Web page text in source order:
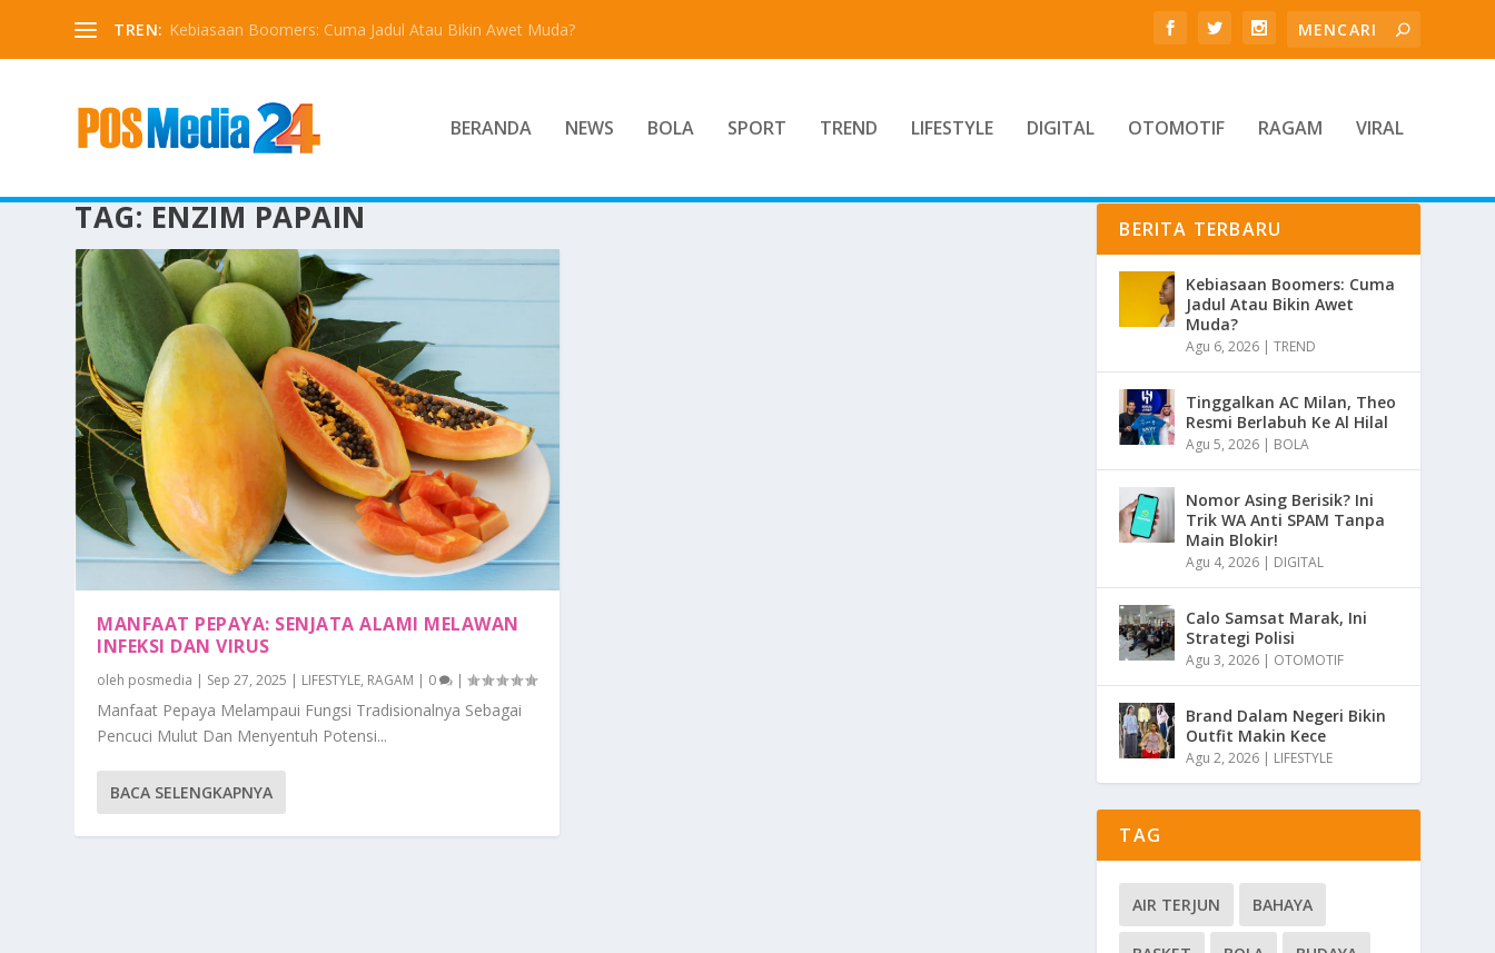
TREN: Kebiasaan Boomers: Cuma Jadul Atau Bikin Awet Muda?
BERANDA NEWS BOLA SPORT TREND LIFESTYLE DIGITAL OTOMOTIF RAGAM VIRAL
TAG: ENZIM PAPAIN
MANFAAT PEPAYA: SENJATA ALAMI MELAWAN
INFEKSI DAN VIRUS
oleh posmedia | Sep 27, 2025 | LIFESTYLE, RAGAM | 0 |
Manfaat Pepaya Melampaui Fungsi Tradisionalnya Sebagai
Pencuci Mulut Dan Menyentuh Potensi...
BACA SELENGKAPNYA
BERITA TERBARU
Kebiasaan Boomers: Cuma
Jadul Atau Bikin Awet
Muda?
Agu 6, 2026 |TREND
Tinggalkan AC Milan, Theo
Resmi Berlabuh Ke Al Hilal
Agu 5, 2026 | BOLA
Nomor Asing Berisik? Ini
Trik WA Anti SPAM Tanpa
Main Blokir!
Agu 4, 2026 | DIGITAL
Calo Samsat Marak, Ini
Strategi Polisi
Agu 3, 2026 | OTOMOTIF
Brand Dalam Negeri Bikin
Outfit Makin Kece
Agu 2, 2026 | LIFESTYLE
TAG
AIR TERJUN BAHAYA